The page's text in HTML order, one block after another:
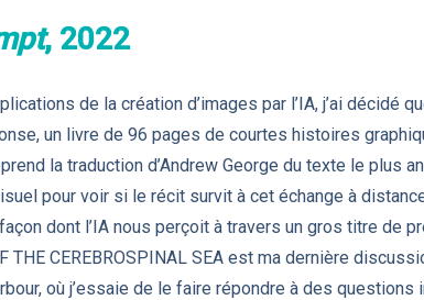
, 2022
de la création d’images par l’IA, j’ai décidé
un livre de 96 pages de courtes histoires
la traduction d’Andrew George du texte le plus
pour voir si le récit survit à cet échange à
dont l’IA nous perçoit à travers un gros titre de
THE CEREBROSPINAL SEA est ma dernière
où j’essaie de le faire répondre à des